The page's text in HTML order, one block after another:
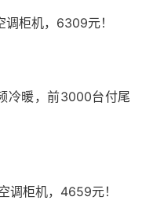
柜机，6309元！
冷暖，前3000台付尾
调柜机，4659元！